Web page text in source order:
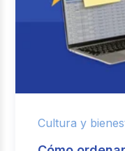
Cultura y